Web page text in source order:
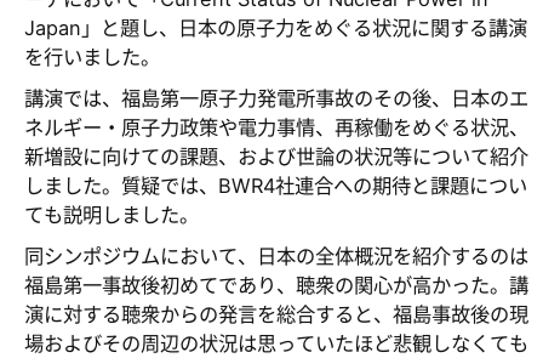
Japan」と題し、日本の原子力をめぐる状況に関する講演
を行いました。
講演では、福島第一原子力発電所事故のその後、日本のエ
ネルギー・原子力政策や電力事情、再稼働をめぐる状況、
新増設に向けての課題、および世論の状況等について紹介
しました。質疑では、BWR4社連合への期待と課題につい
ても説明しました。
同シンポジウムにおいて、日本の全体概況を紹介するのは
福島第一事故後初めてであり、聴衆の関心が高かった。講
演に対する聴衆からの発言を総合すると、福島事故後の現
場およびその周辺の状況は思っていたほど悲観しなくても